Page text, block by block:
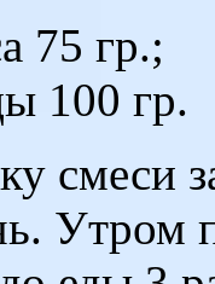
75 гр.;
100 гр.
смеси
Утром